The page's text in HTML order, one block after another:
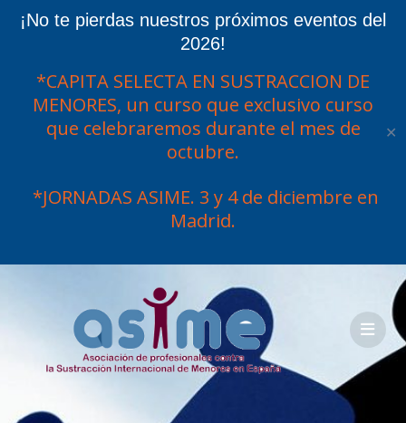
¡No te pierdas nuestros próximos eventos del
2026!
*CAPITA SELECTA EN SUSTRACCION DE
MENORES, un curso que exclusivo curso
que celebraremos durante el mes de
octubre.
*JORNADAS ASIME. 3 y 4 de diciembre en
Madrid.
✕